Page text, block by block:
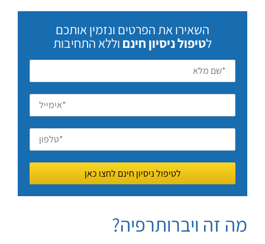
השאירו את הפרטים ונזמין אותכם
לטיפול ניסיון חינם וללא התחיבות
מה זה ויברותרפיה?